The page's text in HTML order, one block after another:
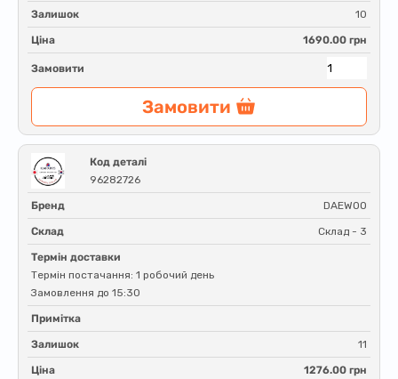
Залишок 10
Ціна 1690.00 грн
Замовити
Замовити
Код деталі
96282726
Бренд DAEWOO
Склад Склад - 3
Термін доставки
Термін постачання: 1 робочий день
Замовлення до 15:30
Примітка
Залишок 11
Ціна 1276.00 грн